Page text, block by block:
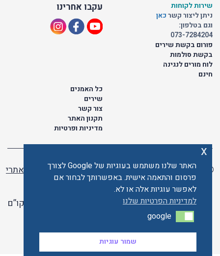
עקבו אחרינו
שירות לקוחות
ניתן ליצור קשרכאן
וגם בטלפון:
073-7284204
פורום בקשת שירים
בקשת סולמות
לוח מורים לנגינה
חינם
כל האמנים
שירים
צור קשר
תקנון האתר
מדיניות ופרטיות
© כל הזכויות שמורות לתו ישראלי | ליאור מזור -
בניית אתרי
וורדפרס
האתר פועל ברשיון אקו”ם
האתר שלנו משתמש בעוגיות של Google לצורך
פרסום והתאמה אישית. באפשרותך לבחור אם
לאפשר עוגיות אלה או לא.
למדיניות הפרטיות שלנו
google
google
שמור עוגיות
x